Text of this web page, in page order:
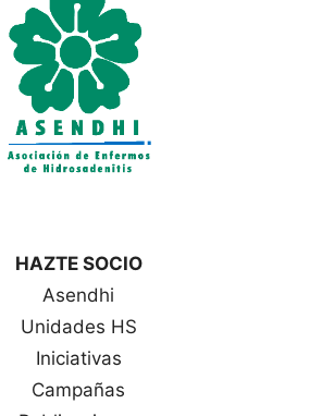
HAZTE SOCIO
Asendhi
Unidades HS
Iniciativas
Campañas